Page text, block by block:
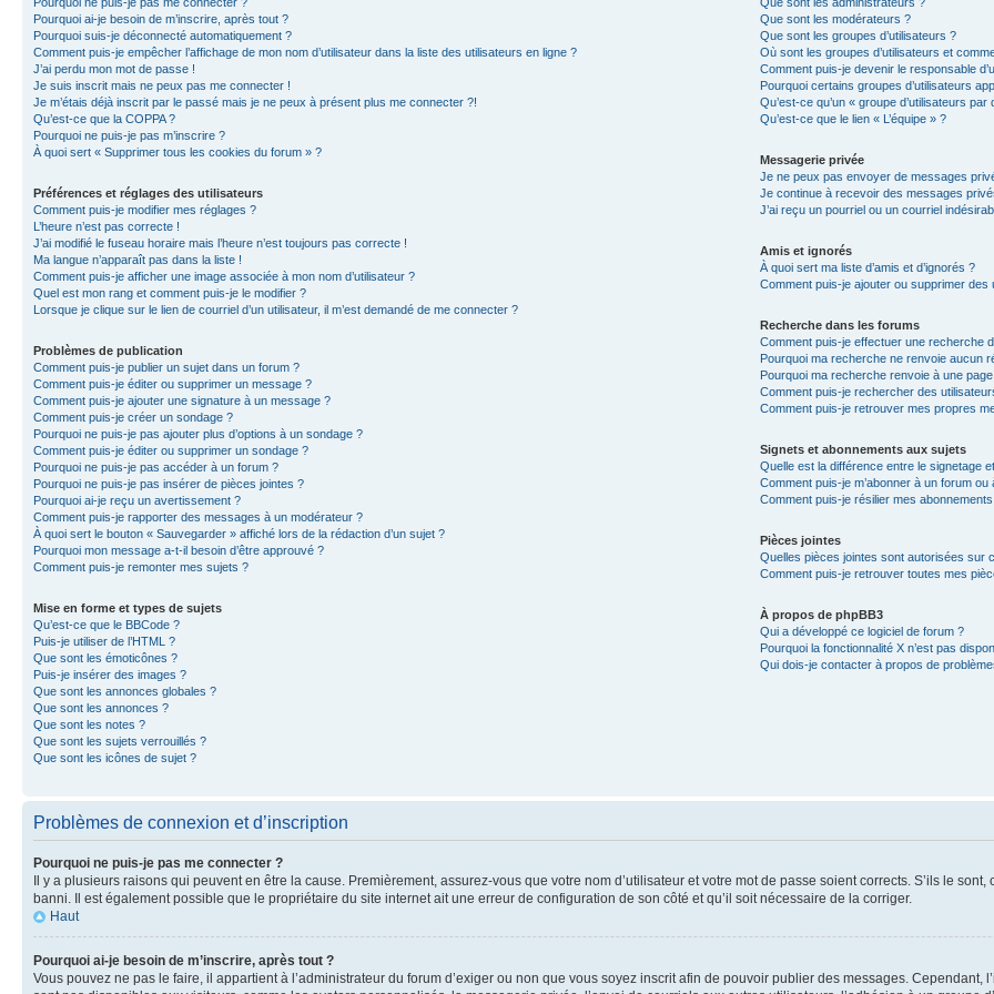
Pourquoi ai-je besoin de m’inscrire, après tout ?
Pourquoi suis-je déconnecté automatiquement ?
Comment puis-je empêcher l’affichage de mon nom d’utilisateur dans la liste des utilisateurs en ligne ?
J’ai perdu mon mot de passe !
Je suis inscrit mais ne peux pas me connecter !
Je m’étais déjà inscrit par le passé mais je ne peux à présent plus me connecter ?!
Qu’est-ce que la COPPA ?
Pourquoi ne puis-je pas m’inscrire ?
À quoi sert « Supprimer tous les cookies du forum » ?
Préférences et réglages des utilisateurs
Comment puis-je modifier mes réglages ?
L’heure n’est pas correcte !
J’ai modifié le fuseau horaire mais l’heure n’est toujours pas correcte !
Ma langue n’apparaît pas dans la liste !
Comment puis-je afficher une image associée à mon nom d’utilisateur ?
Quel est mon rang et comment puis-je le modifier ?
Lorsque je clique sur le lien de courriel d’un utilisateur, il m’est demandé de me connecter ?
Problèmes de publication
Comment puis-je publier un sujet dans un forum ?
Comment puis-je éditer ou supprimer un message ?
Comment puis-je ajouter une signature à un message ?
Comment puis-je créer un sondage ?
Pourquoi ne puis-je pas ajouter plus d’options à un sondage ?
Comment puis-je éditer ou supprimer un sondage ?
Pourquoi ne puis-je pas accéder à un forum ?
Pourquoi ne puis-je pas insérer de pièces jointes ?
Pourquoi ai-je reçu un avertissement ?
Comment puis-je rapporter des messages à un modérateur ?
À quoi sert le bouton « Sauvegarder » affiché lors de la rédaction d’un sujet ?
Pourquoi mon message a-t-il besoin d’être approuvé ?
Comment puis-je remonter mes sujets ?
Mise en forme et types de sujets
Qu’est-ce que le BBCode ?
Puis-je utiliser de l’HTML ?
Que sont les émoticônes ?
Puis-je insérer des images ?
Que sont les annonces globales ?
Que sont les annonces ?
Que sont les notes ?
Que sont les sujets verrouillés ?
Que sont les icônes de sujet ?
Que sont les modérateurs ?
Que sont les groupes d’utilisateurs ?
Où sont les groupes d’utilisateurs et
Comment puis-je devenir le responsable
Pourquoi certains groupes d’utilisateurs
Qu’est-ce qu’un « groupe d’utilisateurs par
Qu’est-ce que le lien « L’équipe » ?
Messagerie privée
Je ne peux pas envoyer de messages
Je continue à recevoir des messages
J’ai reçu un pourriel ou un courriel
Amis et ignorés
À quoi sert ma liste d’amis et d’ignorés ?
Comment puis-je ajouter ou supprimer des
Recherche dans les forums
Comment puis-je effectuer une recherche
Pourquoi ma recherche ne renvoie aucun
Pourquoi ma recherche renvoie à une
Comment puis-je rechercher des
Comment puis-je retrouver mes propres
Signets et abonnements aux sujets
Quelle est la différence entre le signetage
Comment puis-je m’abonner à un forum
Comment puis-je résilier mes
Pièces jointes
Quelles pièces jointes sont autorisées sur
Comment puis-je retrouver toutes mes
À propos de phpBB3
Qui a développé ce logiciel de forum ?
Pourquoi la fonctionnalité X n’est pas
Qui dois-je contacter à propos de
Problèmes de connexion et d’inscription
Pourquoi ne puis-je pas me connecter ?
Il y a plusieurs raisons qui peuvent en être la cause. Premièrement, assurez-vous que votre nom d’utilisateur et votre mot de passe soient corrects. S’ils le
banni. Il est également possible que le propriétaire du site internet ait une erreur de configuration de son côté et qu’il soit nécessaire de la corriger.
Haut
Pourquoi ai-je besoin de m’inscrire, après tout ?
Vous pouvez ne pas le faire, il appartient à l’administrateur du forum d’exiger ou non que vous soyez inscrit afin de pouvoir publier des messages.